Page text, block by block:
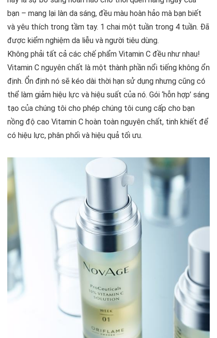
bạn – mang lại làn da sáng, đều màu hoàn hảo mà bạn biết
và yêu thích trong tầm tay. 1 chai một tuần trong 4 tuần. Đã
được kiểm nghiệm da liễu và người tiêu dùng.
Không phải tất cả các chế phẩm Vitamin C đều như nhau!
Vitamin C nguyên chất là một thành phần nổi tiếng không ổn
định. Ổn định nó sẽ kéo dài thời hạn sử dụng nhưng cũng có
thể làm giảm hiệu lực và hiệu suất của nó. Gói ‘hỗn hợp’ sáng
tạo của chúng tôi cho phép chúng tôi cung cấp cho bạn
nồng độ cao Vitamin C hoàn toàn nguyên chất, tinh khiết để
có hiệu lực, phân phối và hiệu quả tối ưu.